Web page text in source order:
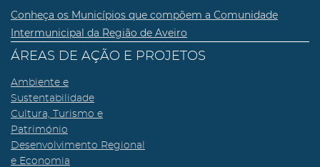
Conheça os Municípios que compõem a Comunidade
Intermunicipal da Região de Aveiro
ÁREAS DE AÇÃO E PROJETOS
Ambiente e
Sustentabilidade
Cultura, Turismo e
Património
Desenvolvimento Regional
e Economia